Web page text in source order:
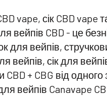
vape, сік CBD vape
вейпів CBD - це
для вейпів,
сік для
+ CBG від
вейпів Canavape